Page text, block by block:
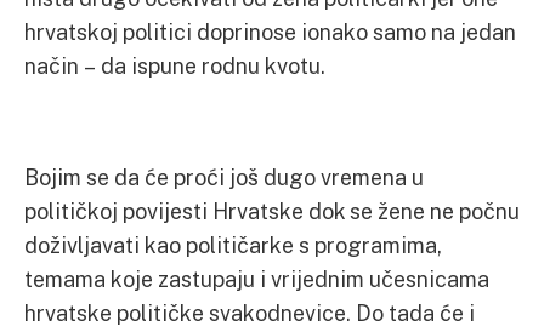
hrvatskoj politici doprinose ionako samo na jedan
način – da ispune rodnu kvotu.
Bojim se da će proći još dugo vremena u
političkoj povijesti Hrvatske dok se žene ne počnu
doživljavati kao političarke s programima,
temama koje zastupaju i vrijednim učesnicama
hrvatske političke svakodnevice. Do tada će i